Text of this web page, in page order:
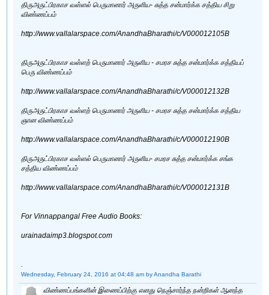
திருஅருட்பிரகாச வள்ளல் பெருமானார் அருளிய‌- சுத்த சன்மார்க்க சத்திய சிறு
விண்ணப்பம்
http://www.vallalarspace.com/AnandhaBharathi/c/V000012105B
திருஅருட்பிரகாச வள்ளற் பெருமானார் அருளிய - சமரச சுத்த சன்மார்க்க சத்தியப்
பெரு விண்ணப்பம்
http://www.vallalarspace.com/AnandhaBharathi/c/V000012132B
திருஅருட்பிரகாச வள்ளற் பெருமானார் அருளிய - சமரச சுத்த சன்மார்க்க சத்திய
ஞான விண்ணப்பம்
http://www.vallalarspace.com/AnandhaBharathi/c/V000012190B
திருஅருட்பிரகாச வள்ளல் பெருமானார் அருளிய‌- சமரச சுத்த சன்மார்க்க சங்க
சத்திய விண்ணப்பம்
http://www.vallalarspace.com/AnandhaBharathi/c/V000012131B
For Vinnappangal Free Audio Books:
urainadaimp3.blogspot.com
Wednesday, February 24, 2016 at 04:48 am by Anandha Barathi
விண்ணப்பங்களின் இணைப்பிற்கு எனது நெஞ்சார்ந்த நன்றிகள் ஆனந்த